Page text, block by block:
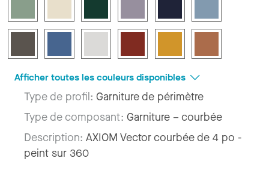
Afficher toutes les couleurs disponibles
Type de profil: Garniture de périmètre
Type de composant: Garniture – courbée
Description: AXIOM Vector courbée de 4 po -
peint sur 360